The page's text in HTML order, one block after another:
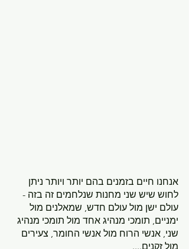
אנחנו חיים בזמנים בהם יותר ויותר ניתן
לחוש שיש שני מחנות שנלחמים זה בזה -
עולם ישן מול עולם חדש, שמאלנים מול
ימניים, תומכי מנהיג אחד מול תומכי מנהיג
שני, אנשי הרוח מול אנשי החומר, צעירים
מול זקנים....